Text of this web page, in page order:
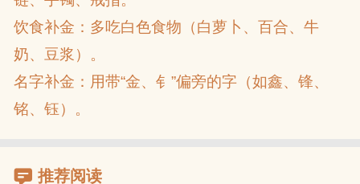
饮食补金：多吃白色食物（白萝卜、百合、牛
奶、豆浆）。
名字补金：用带“金、钅”偏旁的字（如鑫、锋、
铭、钰）。
推荐阅读